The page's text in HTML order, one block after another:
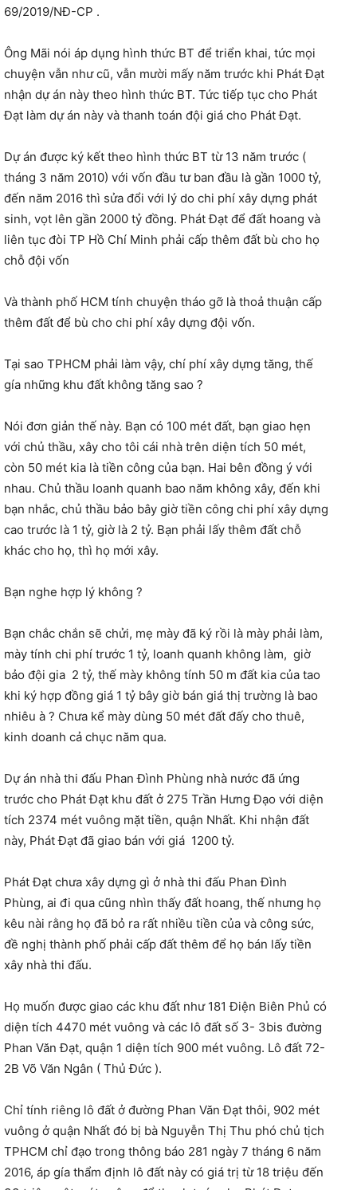
69/2019/NĐ-CP .
Ông Mãi nói áp dụng hình thức BT để triển khai, tức mọi
chuyện vẫn như cũ, vẫn mười mấy năm trước khi Phát Đạt
nhận dự án này theo hình thức BT. Tức tiếp tục cho Phát
Đạt làm dự án này và thanh toán đội giá cho Phát Đạt.
Dự án được ký kết theo hình thức BT từ 13 năm trước (
tháng 3 năm 2010) với vốn đầu tư ban đầu là gần 1000 tỷ,
đến năm 2016 thì sửa đổi với lý do chi phí xây dựng phát
sinh, vọt lên gần 2000 tỷ đồng. Phát Đạt để đất hoang và
liên tục đòi TP Hồ Chí Minh phải cấp thêm đất bù cho họ
chỗ đội vốn
Và thành phố HCM tính chuyện tháo gỡ là thoả thuận cấp
thêm đất để bù cho chi phí xây dựng đội vốn.
Tại sao TPHCM phải làm vậy, chí phí xây dựng tăng, thế
gía những khu đất không tăng sao ?
Nói đơn giản thế này. Bạn có 100 mét đất, bạn giao hẹn
với chủ thầu, xây cho tôi cái nhà trên diện tích 50 mét,
còn 50 mét kia là tiền công của bạn. Hai bên đồng ý với
nhau. Chủ thầu loanh quanh bao năm không xây, đến khi
bạn nhắc, chủ thầu bảo bây giờ tiền công chi phí xây dựng
cao trước là 1 tỷ, giờ là 2 tỷ. Bạn phải lấy thêm đất chỗ
khác cho họ, thì họ mới xây.
Bạn nghe hợp lý không ?
Bạn chắc chắn sẽ chửi, mẹ mày đã ký rồi là mày phải làm,
mày tính chi phí trước 1 tỷ, loanh quanh không làm, giờ
bảo đội gia 2 tỷ, thế mày không tính 50 m đất kia của tao
khi ký hợp đồng giá 1 tỷ bây giờ bán giá thị trường là bao
nhiêu à ? Chưa kể mày dùng 50 mét đất đấy cho thuê,
kinh doanh cả chục năm qua.
Dự án nhà thi đấu Phan Đình Phùng nhà nước đã ứng
trước cho Phát Đạt khu đất ở 275 Trần Hưng Đạo với diện
tích 2374 mét vuông mặt tiền, quận Nhất. Khi nhận đất
này, Phát Đạt đã giao bán với giá 1200 tỷ.
Phát Đạt chưa xây dựng gì ở nhà thi đấu Phan Đình
Phùng, ai đi qua cũng nhìn thấy đất hoang, thế nhưng họ
kêu nài rằng họ đã bỏ ra rất nhiều tiền của và công sức,
đề nghị thành phố phải cấp đất thêm để họ bán lấy tiền
xây nhà thi đấu.
Họ muốn được giao các khu đất như 181 Điện Biên Phủ có
diện tích 4470 mét vuông và các lô đất số 3- 3bis đường
Phan Văn Đạt, quận 1 diện tích 900 mét vuông. Lô đất 72-
2B Võ Văn Ngân ( Thủ Đức ).
Chỉ tính riêng lô đất ở đường Phan Văn Đạt thôi, 902 mét
vuông ở quận Nhất đó bị bà Nguyễn Thị Thu phó chủ tịch
TPHCM chỉ đạo trong thông báo 281 ngày 7 tháng 6 năm
2016, áp gía thẩm định lô đất này có giá trị từ 18 triệu đến